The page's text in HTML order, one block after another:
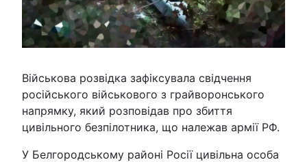
Військова розвідка зафіксувала свідчення
російського військового з грайворонського
напрямку, який розповідав про збиття
цивільного безпілотника, що належав армії РФ.
У Белгородському районі Росії цивільна особа